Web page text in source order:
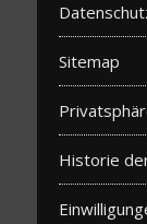
Sitemap
Historie